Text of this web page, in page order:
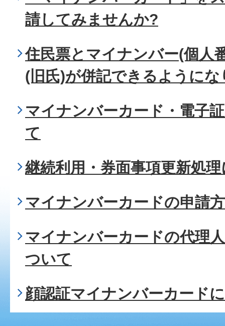
請してみませんか?
住民票とマイナンバー(個人
(旧氏)が併記できるようにな
マイナンバーカード・電子
て
継続利用・券面事項更新処
マイナンバーカードの申請
マイナンバーカードの代理
ついて
顔認証マイナンバーカード